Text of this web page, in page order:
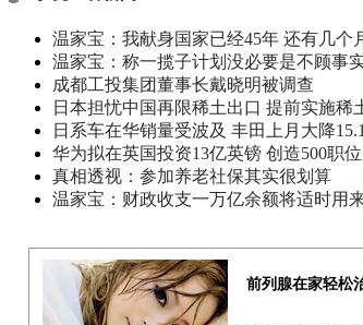
温家宝：我献身国家已经45年 还有几
温家宝：称一揽子计划没必要是不顾事
成都工投集团董事长戴晓明被调查
日本担忧中国再限稀土出口 提前实施
日系车在华销量受波及 丰田上月大降
华为拟在英国投资13亿英镑 创造500职位
真相透视：参加养老社保其实很划算
温家宝：财政收支一万亿余额将适时用
前列腺在家轻松